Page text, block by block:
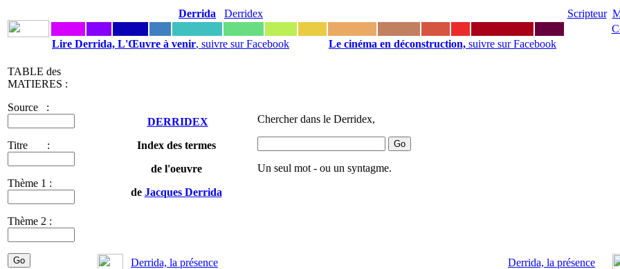
Derrida Derridex Scripteur
Lire Derrida, L'Œuvre à venir, suivre sur Facebook Le cinéma en déconstruction, suivre sur Facebook
TABLE des
MATIERES :
Source :
Titre :
Thème 1 :
Thème 2 :
DERRIDEX
Index des termes
de l'oeuvre
de Jacques Derrida
Chercher dans le Derridex,
Un seul mot - ou un syntagme.
Derrida, la présence Derrida, la présence